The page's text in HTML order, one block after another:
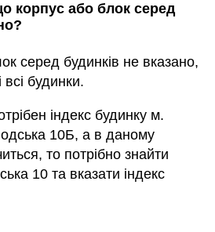
корпус або блок серед
серед будинкiв не вказано,
будинки.
індекс будинку м.
10Б, а в даному
то потрібно знайти
10 та вказати індекс